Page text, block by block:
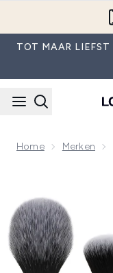
TOT MAAR LIEFST
Home Merken